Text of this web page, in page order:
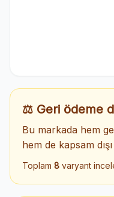
⚖️ Geri ödeme
Bu markada hem
hem de kapsam
Toplam 8 varyant